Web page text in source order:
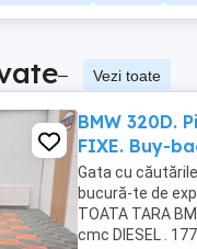
– Vezi toate
BMW 320D.
FIXE. Buy-
Gata cu
bucură-te de
TOATA TARA
cmc DIESEL . 177